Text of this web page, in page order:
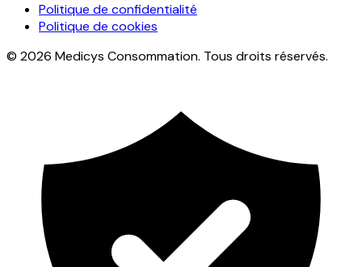
Politique de confidentialité
Politique de cookies
© 2026 Medicys Consommation. Tous droits réservés.